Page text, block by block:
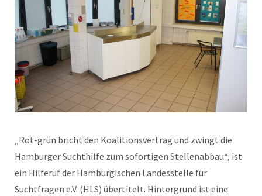
„Rot-grün bricht den Koalitionsvertrag und zwingt die
Hamburger Suchthilfe zum sofortigen Stellenabbau“, ist
ein Hilferuf der Hamburgischen Landesstelle für
Suchtfragen e.V. (HLS) übertitelt. Hintergrund ist eine